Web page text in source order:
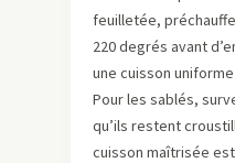
feuilletée,
220 degrés avant
une cuisson
Pour les sablés,
qu’ils restent
cuisson maîtrisée